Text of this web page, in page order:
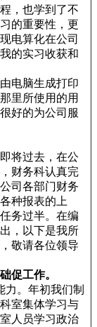
，也学到了不
的重要性，更
电算化在公司
的实习收获和
电脑生成打印
里所使用的用
好的为公司服
将过去，在公
财务科认真完
司各部门财务
种报表的上
务过半。在编
，以下是我所
敬请各位领导
促工作。
。年初我们制
室集体学习与
人员学习政治